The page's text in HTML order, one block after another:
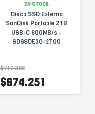
EN STOCK
Disco SSD Externo
SanDisk Portable 2TB
USB-C 800MB/s -
SDSSDE30-2T00
$717.288
$674.251